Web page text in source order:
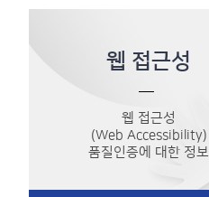
웹 접근성
웹 접근성
(Web Accessibility)
품질인증에 대한 정보